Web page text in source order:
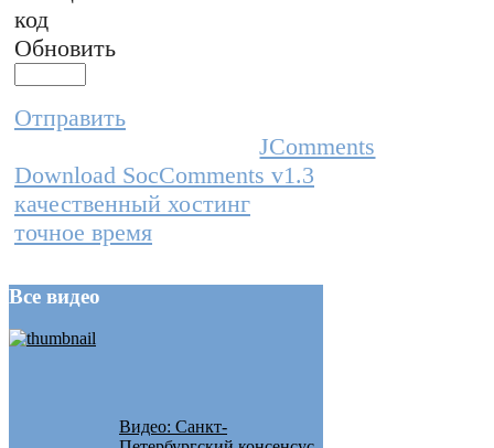
Обновить
Отправить
JComments
Download SocComments v1.3
качественный хостинг
точное время
Все видео
Видео: Санкт-